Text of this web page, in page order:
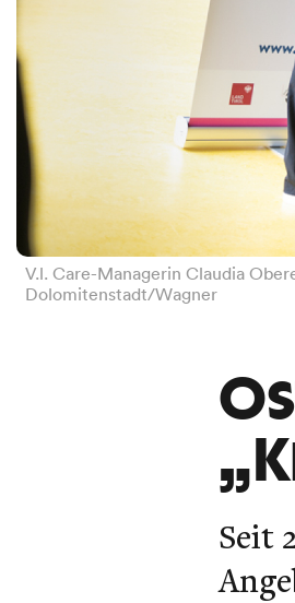
V.l. Care-Managerin Claudia
Dolomitenstadt/Wagner
Seit